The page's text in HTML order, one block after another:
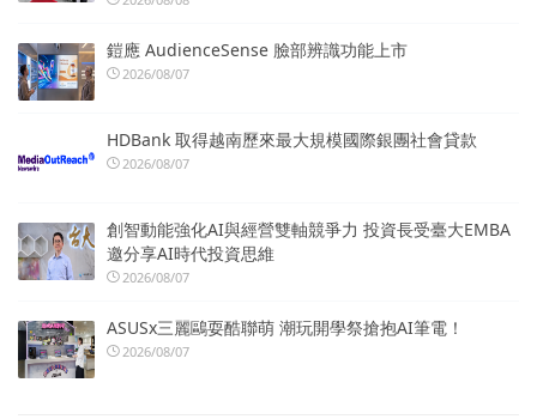
鎧應 AudienceSense 臉部辨識功能上市
2026/08/07
HDBank 取得越南歷來最大規模國際銀團社會貸款
2026/08/07
創智動能強化AI與經營雙軸競爭力 投資長受臺大EMBA
邀分享AI時代投資思維
2026/08/07
ASUSx三麗鷗耍酷聯萌 潮玩開學祭搶抱AI筆電！
2026/08/07